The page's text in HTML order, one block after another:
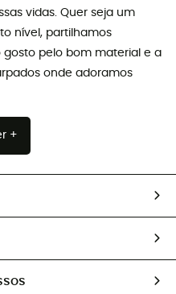
vidas. Quer seja um
nível, partilhamos
gosto pelo bom material e a
onde adoramos
+